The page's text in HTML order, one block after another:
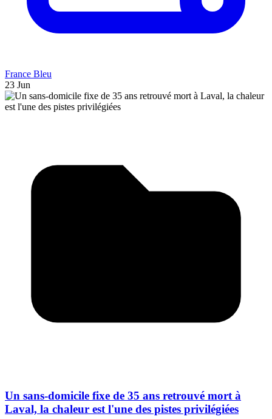
France Bleu
23 Jun
Un sans-domicile fixe de 35 ans retrouvé mort à
Laval, la chaleur est l'une des pistes privilégiées